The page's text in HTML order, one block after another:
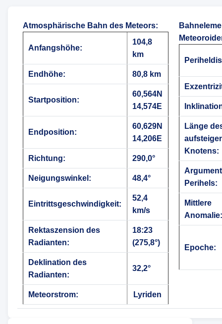
Atmosphärische Bahn des Meteors:
Anfangshöhe:
104,8
km
Endhöhe: 80,8 km
Startposition:
60,564N
14,574E
Endposition:
60,629N
14,206E
Richtung: 290,0°
Neigungswinkel: 48,4°
Eintrittsgeschwindigkeit:
52,4
km/s
Rektaszension des
Radianten:
18:23
(275,8°)
Deklination des
Radianten:
32,2°
Meteorstrom: Lyriden
Länge
Knotens:
Perihels:
Mittlere
Anomalie:
Epoche: